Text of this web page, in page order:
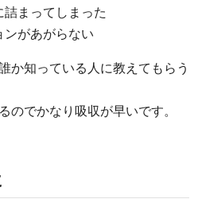
まってしまった
があがらない
か知っている人に教えてもらう
のでかなり吸収が早いです。